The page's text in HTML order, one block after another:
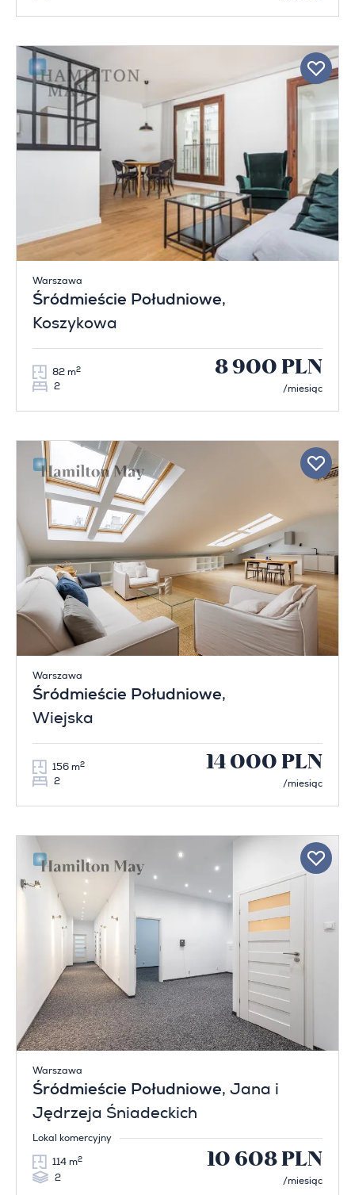
Warszawa
Śródmieście Południowe,
Koszykowa
82 m2
2
8 900 PLN
/miesiąc
Warszawa
Śródmieście Południowe,
Wiejska
156 m2
2
14 000 PLN
/miesiąc
Warszawa
Śródmieście Południowe, Jana i
Jędrzeja Śniadeckich
Lokal komercyjny
114 m2
2
10 608 PLN
/miesiąc